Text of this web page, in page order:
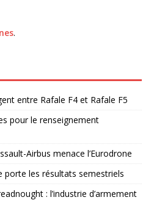
.
entre Rafale F4 et Rafale F5
pour le renseignement
Airbus menace l’Eurodrone
porte les résultats semestriels
: l’industrie d’armement